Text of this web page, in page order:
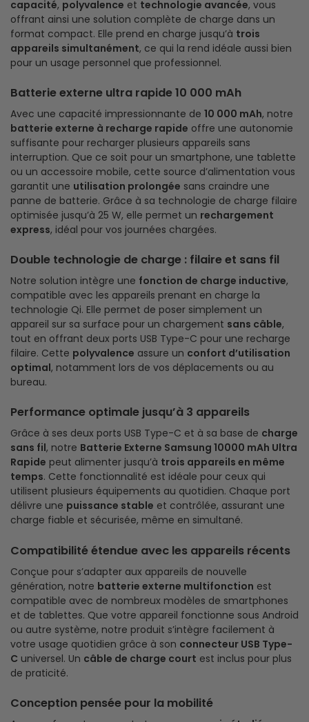
capacité, polyvalence et technologie avancée, vous
offrant ainsi une solution complète de charge dans un
format compact. Elle prend en charge jusqu’à trois
appareils simultanément, ce qui la rend idéale aussi bien
pour un usage personnel que professionnel.
Batterie externe ultra rapide 10 000 mAh
Avec une capacité impressionnante de 10 000 mAh, notre
batterie externe à recharge rapide offre une autonomie
suffisante pour recharger plusieurs appareils sans
interruption. Que ce soit pour un smartphone, une tablette
ou un accessoire mobile, cette source d’alimentation vous
garantit une utilisation prolongée sans craindre une
panne de batterie. Grâce à sa technologie de charge filaire
optimisée jusqu’à 25 W, elle permet un rechargement
express, idéal pour vos journées chargées.
Double technologie de charge : filaire et sans fil
Notre solution intègre une fonction de charge inductive,
compatible avec les appareils prenant en charge la
technologie Qi. Elle permet de poser simplement un
appareil sur sa surface pour un chargement sans câble,
tout en offrant deux ports USB Type-C pour une recharge
filaire. Cette polyvalence assure un confort d’utilisation
optimal, notamment lors de vos déplacements ou au
bureau.
Performance optimale jusqu’à 3 appareils
Grâce à ses deux ports USB Type-C et à sa base de charge
sans fil, notre Batterie Externe Samsung 10000 mAh Ultra
Rapide peut alimenter jusqu’à trois appareils en même
temps. Cette fonctionnalité est idéale pour ceux qui
utilisent plusieurs équipements au quotidien. Chaque port
délivre une puissance stable et contrôlée, assurant une
charge fiable et sécurisée, même en simultané.
Compatibilité étendue avec les appareils récents
Conçue pour s’adapter aux appareils de nouvelle
génération, notre batterie externe multifonction est
compatible avec de nombreux modèles de smartphones
et de tablettes. Que votre appareil fonctionne sous Android
ou autre système, notre produit s’intègre facilement à
votre usage quotidien grâce à son connecteur USB Type-
C universel. Un câble de charge court est inclus pour plus
de praticité.
Conception pensée pour la mobilité